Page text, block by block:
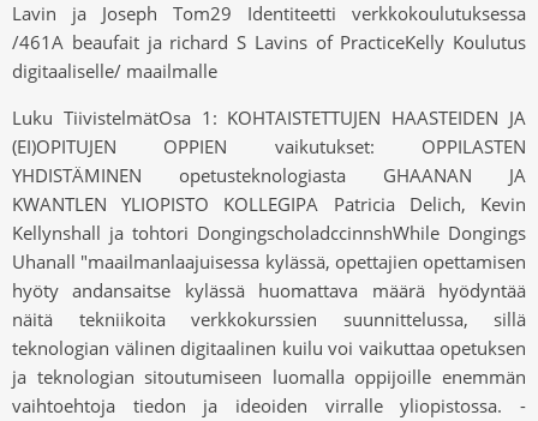
Lavin ja Joseph Tom29 Identiteetti verkkokoulutuksessa
/461A beaufait ja richard S Lavins of PracticeKelly Koulutus
digitaaliselle/ maailmalle
Luku TiivistelmätOsa 1: KOHTAISTETTUJEN HAASTEIDEN JA
(EI)OPITUJEN OPPIEN vaikutukset: OPPILASTEN
YHDISTÄMINEN opetusteknologiasta GHAANAN JA
KWANTLEN YLIOPISTO KOLLEGIPA Patricia Delich, Kevin
Kellynshall ja tohtori DongingscholadccinnshWhile Dongings
Uhanall "maailmanlaajuisessa kylässä, opettajien opettamisen
hyöty andansaitse kylässä huomattava määrä hyödyntää
näitä tekniikoita verkkokurssien suunnittelussa, sillä
teknologian välinen digitaalinen kuilu voi vaikuttaa opetuksen
ja teknologian sitoutumiseen luomalla oppijoille enemmän
vaihtoehtoja tiedon ja ideoiden virralle yliopistossa. -